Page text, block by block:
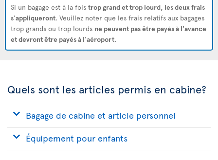
Si un bagage est à la fois trop grand et trop lourd, les deux frais
s'appliqueront. Veuillez noter que les frais relatifs aux bagages
trop grands ou trop lourds ne peuvent pas être payés à l'avance
et devront être payés à l'aéroport.
Quels sont les articles permis en cabine?
Bagage de cabine et article personnel
Équipement pour enfants